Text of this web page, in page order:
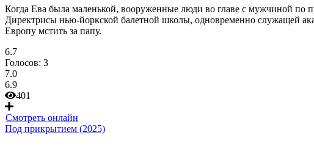
Когда Ева была маленькой, вооруженные люди во главе с мужчиной по
Директрисы нью-йоркской балетной школы, одновременно служащей
Европу мстить за папу.
6.7
Голосов: 3
7.0
6.9
401
Смотреть онлайн
Под прикрытием (2025)